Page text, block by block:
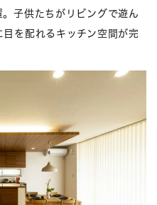
子供たちがリビングで遊ん
を配れるキッチン空間が完